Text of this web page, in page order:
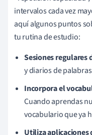
intervalos cada vez
aquí algunos puntos
tu rutina de estudio:
Sesiones regulares
y diarios de
Incorpora el
Cuando aprendas
vocabulario que ya
Utiliza aplicaciones